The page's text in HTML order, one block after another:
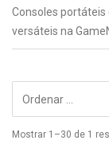
Consoles portáteis
versáteis na
Mostrar 1–30 de 1